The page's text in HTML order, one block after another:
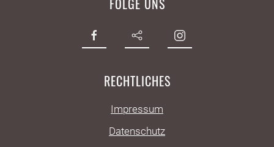
FOLGE UNS
RECHTLICHES
Impressum
Datenschutz